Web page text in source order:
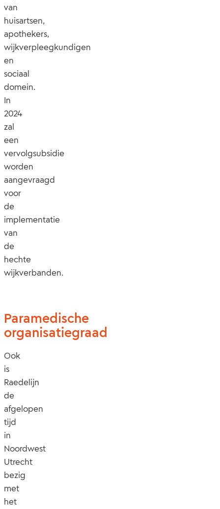
van
huisartsen,
apothekers,
wijkverpleegkundigen
en
sociaal
domein.
In
2024
zal
een
vervolgsubsidie
worden
aangevraagd
voor
de
implementatie
van
de
hechte
wijkverbanden.
Paramedische
organisatiegraad
Ook
is
Raedelijn
de
afgelopen
tijd
in
Noordwest
Utrecht
bezig
met
het